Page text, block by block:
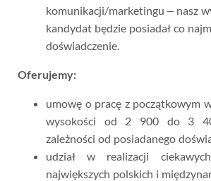
komunikacji/marketingu – nasz
kandydat będzie posiadał co
doświadczenie.
Oferujemy:
umowę o pracę z początkowym
wysokości od 2 900 do 3
zależności od posiadanego
udział w realizacji
największych polskich i